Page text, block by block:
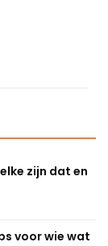
zijn dat en
voor wie wat